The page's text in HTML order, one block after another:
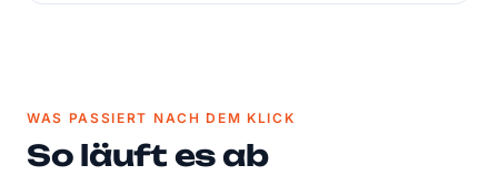
WAS PASSIERT NACH DEM KLICK
So läuft es ab